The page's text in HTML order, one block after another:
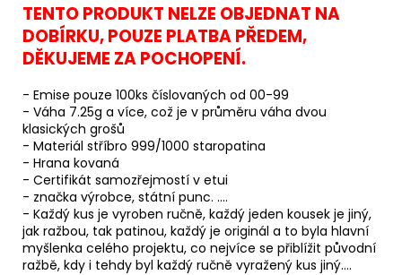
TENTO PRODUKT NELZE OBJEDNAT NA
DOBÍRKU, POUZE PLATBA PŘEDEM,
DĚKUJEME ZA POCHOPENÍ.
- Emise pouze 100ks číslovaných od 00-99
- Váha 7.25g a více, což je v průměru váha dvou
klasických grošů
- Materiál stříbro 999/1000 staropatina
- Hrana kovaná
- Certifikát samozřejmostí v etui
- značka výrobce, státní punc. ....
- Každý kus je vyroben ručně, každý jeden kousek je jiný,
jak ražbou, tak patinou, každý je originál a to byla hlavní
myšlenka celého projektu, co nejvíce se přiblížit původní
ražbě, kdy i tehdy byl každý ručně vyražený kus jiný....
A
RUNY
490
Kč
550
Kč